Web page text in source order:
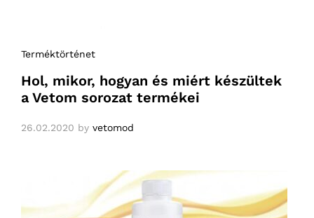
Terméktörténet
Hol, mikor, hogyan és miért készültek
a Vetom sorozat termékei
26.02.2020 by vetomod